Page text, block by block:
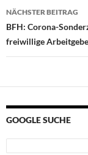
NÄCHSTER BEITRAG
BFH: Corona-
freiwillige
GOOGLE SUCHE